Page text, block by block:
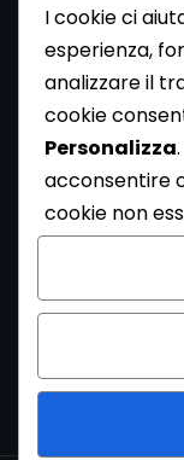
Newsletter
Se vuoi ricevere la
dalla Redazione di
Newsletter [Clicca
Con l'invio del
l’informativa sulla
dei propri dati
I cookie ci
esperienza,
analizzare il
cookie
Personalizza
acconsentire
cookie non